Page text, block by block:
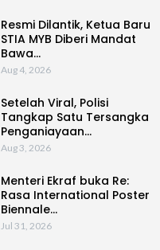
Resmi Dilantik, Ketua Baru
STIA MYB Diberi Mandat
Bawa…
Aug 4, 2026
Setelah Viral, Polisi
Tangkap Satu Tersangka
Penganiayaan…
Aug 3, 2026
Menteri Ekraf buka Re:
Rasa International Poster
Biennale…
Jul 31, 2026